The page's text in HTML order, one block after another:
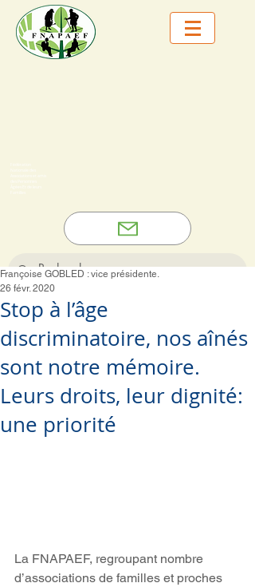
Stop à l’âge
discriminatoire, nos aînés
sont notre mémoire.
Leurs droits, leur dignité:
une priorité
Françoise GOBLED : vice présidente.
26 févr. 2020
La FNAPAEF, regroupant nombre
d’associations de familles et proches